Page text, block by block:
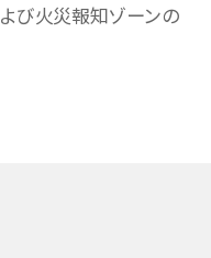
び火災報知ゾーンの